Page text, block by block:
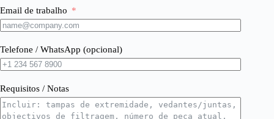
Email de trabalho
Telefone / WhatsApp (opcional)
Requisitos / Notas